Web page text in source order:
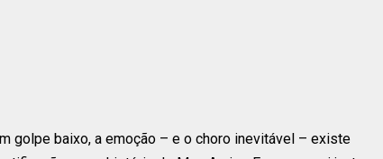
golpe baixo, a emoção – e o choro inevitável – existe